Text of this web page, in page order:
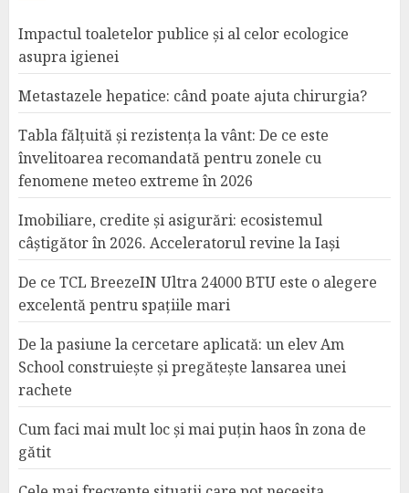
Impactul toaletelor publice și al celor ecologice
asupra igienei
Metastazele hepatice: când poate ajuta chirurgia?
Tabla fălțuită și rezistența la vânt: De ce este
învelitoarea recomandată pentru zonele cu
fenomene meteo extreme în 2026
Imobiliare, credite și asigurări: ecosistemul
câștigător în 2026. Acceleratorul revine la Iași
De ce TCL BreezeIN Ultra 24000 BTU este o alegere
excelentă pentru spațiile mari
De la pasiune la cercetare aplicată: un elev Am
School construiește și pregătește lansarea unei
rachete
Cum faci mai mult loc și mai puțin haos în zona de
gătit